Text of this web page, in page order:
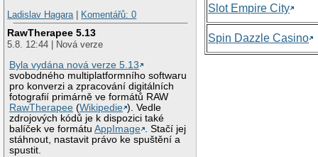
Ladislav Hagara
Komentářů: 0
RawTherapee 5.13
5.8. 12:44 | Nová verze
Byla vydána nová verze 5.13
svobodného multiplatformního softwaru
pro konverzi a zpracování digitálních
fotografií primárně ve formátů RAW
RawTherapee (Wikipedie ). Vedle
zdrojových kódů je k dispozici také
balíček ve formátuAppImage . Stačí jej
stáhnout, nastavit právo ke spuštění a
spustit.
Slot Empire City
Spin Dazzle Casino